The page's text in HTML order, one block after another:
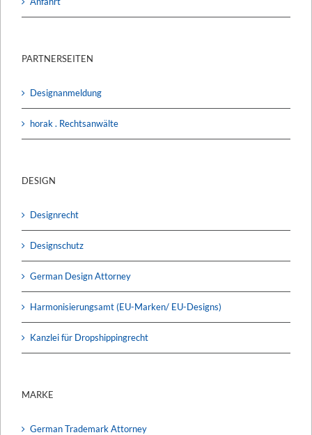
PARTNERSEITEN
Designanmeldung
horak . Rechtsanwälte
DESIGN
Designrecht
Designschutz
German Design Attorney
Harmonisierungsamt (EU-Marken/ EU-Designs)
Kanzlei für Dropshippingrecht
MARKE
German Trademark Attorney